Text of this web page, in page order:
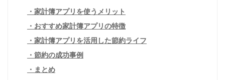
家計簿アプリを使うメリット
おすすめ家計簿アプリの特徴
家計簿アプリを活用した節約ライフ
節約の成功事例
まとめ